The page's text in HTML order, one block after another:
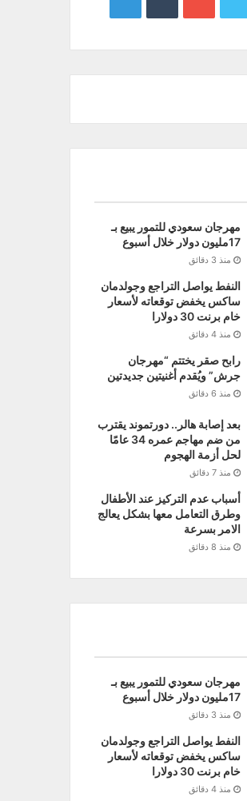
مهرجان سعودي للتمور يبيع بـ
17مليون دولار خلال أسبوع
منذ 3 دقائق
النفط يواصل التراجع وجولدمان
ساكس يخفض توقعاته لأسعار
خام برنت 30 دولارا
منذ 4 دقائق
رابح صقر يختتم “مهرجان
جرش” ويُقدم أغنيتين جديدتين
منذ 6 دقائق
بعد إصابة هالر.. دورتموند يقترب
من ضم مهاجم عمره 34 عامًا
لحل أزمة الهجوم
منذ 7 دقائق
أسباب عدم التركيز عند الأطفال
وطرق التعامل معها بشكل يعالج
الامر بسرعة
منذ 8 دقائق
مهرجان سعودي للتمور يبيع بـ
17مليون دولار خلال أسبوع
منذ 3 دقائق
النفط يواصل التراجع وجولدمان
ساكس يخفض توقعاته لأسعار
خام برنت 30 دولارا
منذ 4 دقائق